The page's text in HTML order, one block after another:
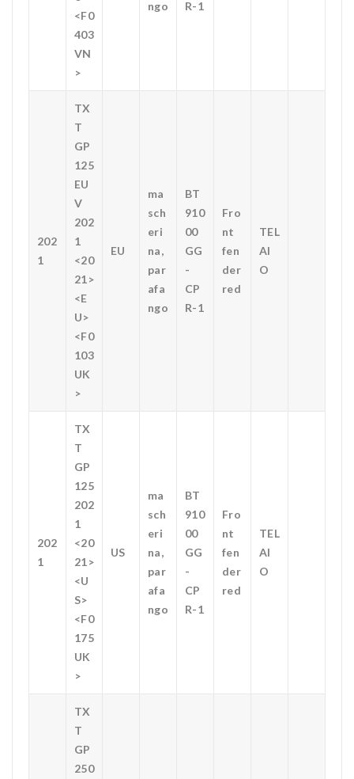
<F0
403
VN
>
ngo R-1
202
1
TX
T
GP
125
EU
V
202
1
<20
21>
<E
U>
<F0
103
UK
>
EU
ma
sch
eri
na,
par
afa
ngo
BT
910
00
GG
-
CP
R-1
Fro
nt
fen
der
red
TEL
AI
O
202
1
TX
T
GP
125
202
1
<20
21>
<U
S>
<F0
175
UK
>
US
ma
sch
eri
na,
par
afa
ngo
BT
910
00
GG
-
CP
R-1
Fro
nt
fen
der
red
TEL
AI
O
TX
T
GP
250